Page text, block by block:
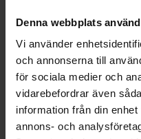
Denna webbplats
Vi använder
och annonserna till
för sociala medier och
vidarebefordrar även
information från din
annons- och